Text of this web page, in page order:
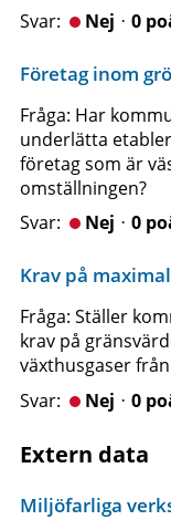
Nejᆞ0
Företag inom
Fråga: Har
underlätta
företag som är
omställningen?
Nejᆞ0
Krav på
Fråga: Ställer
krav på
växthusgaser
Nejᆞ0
Extern data
Miljöfarliga